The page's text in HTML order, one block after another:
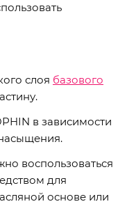
слоя базового
в зависимости
воспользоваться
для
основе или